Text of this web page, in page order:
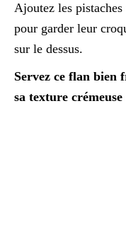
Ajoutez les pistaches
pour garder leur
sur le dessus.
Servez ce flan bien
sa texture